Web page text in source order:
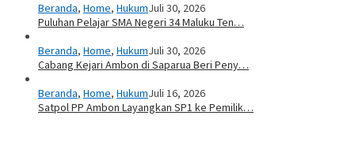
Beranda, Home, HukumJuli 30, 2026
Puluhan Pelajar SMA Negeri 34 Maluku Ten…
Beranda, Home, HukumJuli 30, 2026
Cabang Kejari Ambon di Saparua Beri Peny…
Beranda, Home, HukumJuli 16, 2026
Satpol PP Ambon Layangkan SP1 ke Pemilik…